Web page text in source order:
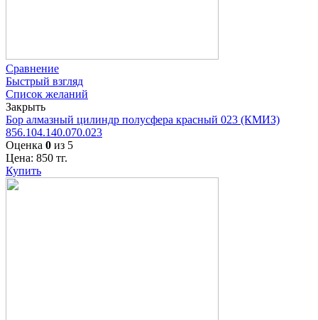
Сравнение
Быстрый взгляд
Список желаний
Закрыть
Бор алмазный цилиндр полусфера красный 023 (КМИЗ)
856.104.140.070.023
Оценка 0 из 5
Цена: 850 тг.
Купить